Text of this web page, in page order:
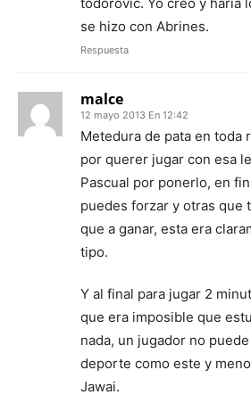
se hizo con Abrines.
Respuesta
malce
12 mayo 2013 En 12:42
Metedura de pata en toda
por querer jugar con esa
Pascual por ponerlo, en
puedes forzar y otras que
que a ganar, esta era
tipo.
Y al final para jugar 2
que era imposible que
nada, un jugador no
deporte como este y
Jawai.